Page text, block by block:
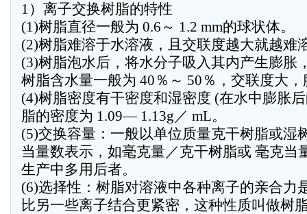
1）离子交换树脂的特性
(1)树脂直径一般为 0.6～ 1.2 mm的球状体。
(2)树脂难溶于水溶液，且交联度越大就越难
(3)树脂泡水后，将水分子吸入其内产生膨胀
树脂含水量一般为 40％～ 50％，交联度大
(4)树脂密度有干密度和湿密度 (在水中膨胀
脂的密度为 1.09— 1.13g／ mL。
(5)交换容量：一般以单位质量克干树脂或湿
当量数表示，如毫克量／克干树脂或 毫克当
生产中多用后者。
(6)选择性：树脂对溶液中各种离子的亲合力
比另一些离子结合更紧密，这种性质叫做树